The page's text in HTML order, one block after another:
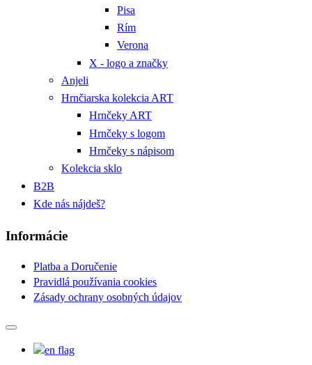
Pisa
Rím
Verona
X - logo a značky
Anjeli
Hrnčiarska kolekcia ART
Hrnčeky ART
Hrnčeky s logom
Hrnčeky s nápisom
Kolekcia sklo
B2B
Kde nás nájdeš?
Informácie
Platba a Doručenie
Pravidlá používania cookies
Zásady ochrany osobných údajov